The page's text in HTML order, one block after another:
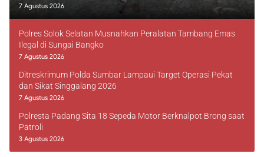
7 Agustus 2026
Polres Solok Selatan Musnahkan Peralatan Tambang Emas
Ilegal di Sungai Bangko
7 Agustus 2026
Ditreskrimum Polda Sumbar Lampaui Target Operasi Pekat
dan Sikat Singgalang 2026
7 Agustus 2026
Polresta Padang Sita 18 Sepeda Motor Berknalpot Brong saat
Patroli
3 Agustus 2026